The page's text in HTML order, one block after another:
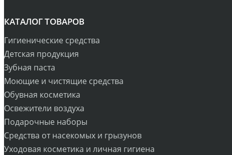
КАТАЛОГ ТОВАРОВ
Гигиенические средства
Детская продукция
Зубная паста
Моющие и чистящие средства
Обувная косметика
Освежители воздуха
Подарочные наборы
Средства от насекомых и грызунов
Уходовая косметика и личная гигиена